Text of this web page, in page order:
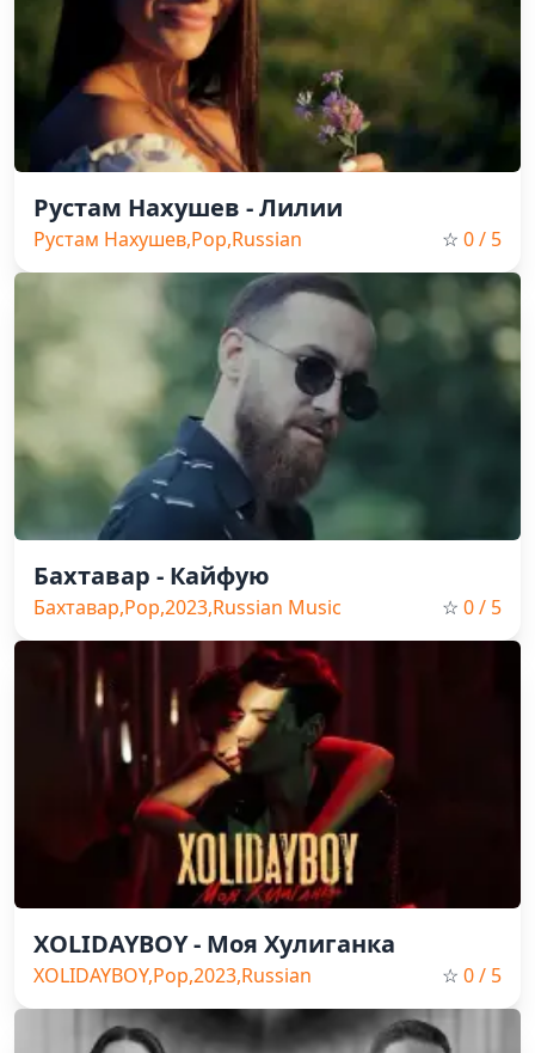
Рустам Нахушев - Лилии
Рустам Нахушев,Pop,Russian
Music,2023
☆ 0/ 5
Бахтавар - Кайфую
Бахтавар,Pop,2023,Russian Music ☆ 0/ 5
XOLIDAYBOY - Моя Хулиганка
XOLIDAYBOY,Pop,2023,Russian
Music
☆ 0/ 5